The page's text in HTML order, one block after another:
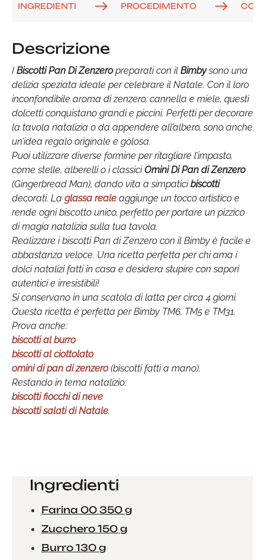
INGREDIENTI PROCEDIMENTO
Descrizione
I Biscotti Pan Di Zenzeropreparati con il Bimbysono una
delizia speziata ideale per celebrare il Natale. Con il loro
inconfondibile aroma di zenzero, cannella e miele, questi
dolcetti conquistano grandi e piccini. Perfetti per decorare
la tavola natalizia o da appendere all’albero, sono anche
un’idea regalo originale e golosa.
Puoi utilizzare diverse formine per ritagliare l’impasto,
come stelle, alberelli o i classiciOmini Di Pan di Zenzero
(Gingerbread Man), dando vita a simpaticibiscotti
decorati. La glassa reale aggiunge un tocco artistico e
rende ogni biscotto unico, perfetto per portare un pizzico
di magia natalizia sulla tua tavola.
Realizzare i biscotti Pan di Zenzero con il Bimby è facile e
abbastanza veloce. Una ricetta perfetta per chi ama i
dolci natalizi fatti in casa e desidera stupire con sapori
autentici e irresistibili!
Si conservano in una scatola di latta per circa 4 giorni.
Questa ricetta è perfetta per Bimby TM6, TM5 e TM31.
Prova anche:
biscotti al burro
biscotti al ciottolato
omini di pan di zenzero(biscotti fatti a mano).
Restando in tema natalizio:
biscotti fiocchi di neve
biscotti salati di Natale.
Ingredienti
Farina 00 350 g
Zucchero 150 g
Burro 130 g